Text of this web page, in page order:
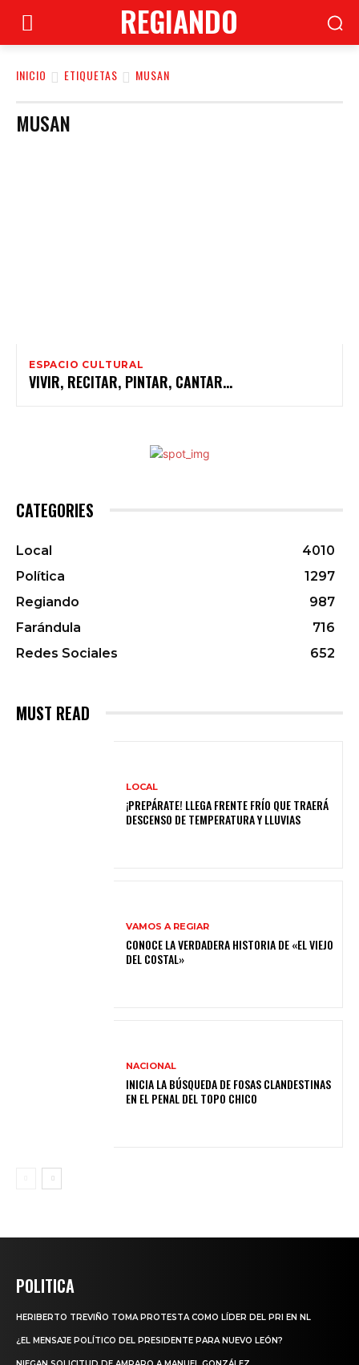
REGIANDO
INICIO ETIQUETAS MUSAN
MUSAN
ESPACIO CULTURAL
CATEGORIES
Local
4010
Política
1297
Regiando
987
Farándula
716
Redes Sociales
652
MUST READ
LOCAL
¡PREPÁRATE! LLEGA FRENTE FRÍO QUE TRAERÁ
DESCENSO DE TEMPERATURA Y LLUVIAS
VAMOS A REGIAR
CONOCE LA VERDADERA HISTORIA DE «EL VIEJO
DEL COSTAL»
NACIONAL
INICIA LA BÚSQUEDA DE FOSAS CLANDESTINAS
EN EL PENAL DEL TOPO CHICO
POLITICA
HERIBERTO TREVIÑO TOMA PROTESTA COMO LÍDER DEL PRI EN NL
¿EL MENSAJE POLÍTICO DEL PRESIDENTE PARA NUEVO LEÓN?